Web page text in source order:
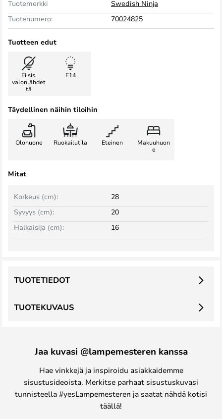
Tuotemerkki
Swedish Ninja
Tuotenumero:
70024825
Tuotteen edut
Ei sis.
valonlähdet
tä
E14
Täydellinen näihin tiloihin
Olohuone Ruokailutila Eteinen
Makuuhuon
e
Mitat
Korkeus (cm):
28
Syvyys (cm):
20
Halkaisija (cm):
16
TUOTEKUVAUS
TUOTETIEDOT
Jaa kuvasi @lampemesteren kanssa
Hae vinkkejä ja inspiroidu asiakkaidemme
sisustusideoista. Merkitse parhaat sisustuskuvasi
tunnisteella #yesLampemesteren ja saatat nähdä kotisi
täällä!